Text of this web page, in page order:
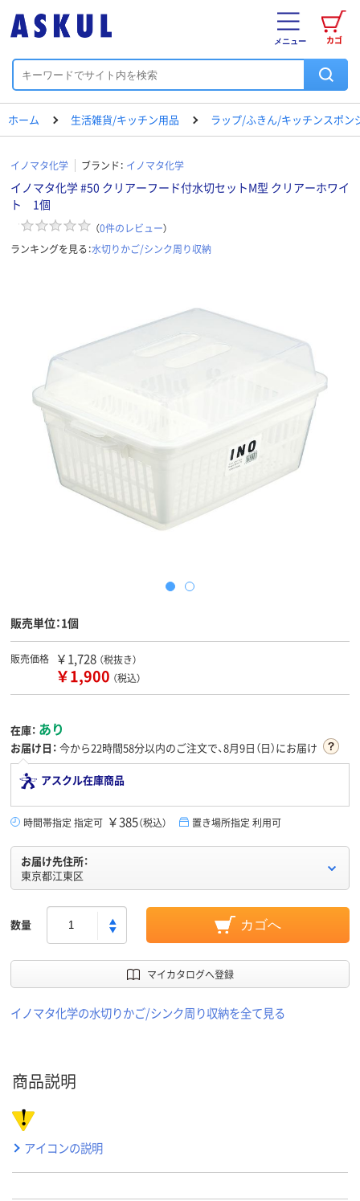
カゴ
メニュー
ホーム 生活雑貨/キッチン用品 ラップ/ふきん/キッチンスポン
イノマタ化学 ブランド： イノマタ化学
イノマタ化学 #50 クリアーフード付水切セットM型 クリアーホワイ
ト 1個
（0件のレビュー）
ランキングを見る：水切りかご/シンク周り収納
販売単位：1個
販売価格 ￥1,728 （税抜き）
￥1,900 （税込）
在庫： あり
お届け日： 今から22時間58分以内のご注文で、8月9日（日）にお届け
アスクル在庫商品
時間帯指定 指定可 ￥385（税込） 置き場所指定 利用可
お届け先住所：
東京都江東区
数量 カゴへ
マイカタログへ登録
イノマタ化学の水切りかご/シンク周り収納を全て見る
商品説明
アイコンの説明